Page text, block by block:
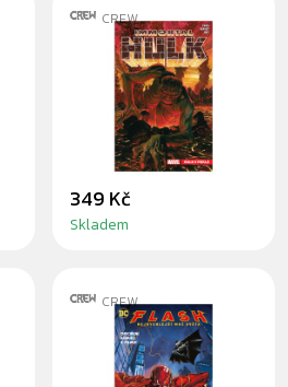
CREW
KOMIKS
IMMORTAL HULK
3: HULK V PEKLE
349 Kč
Skladem
CREW
KOMIKS FLASH:
NEJRYCHLEJŠÍ